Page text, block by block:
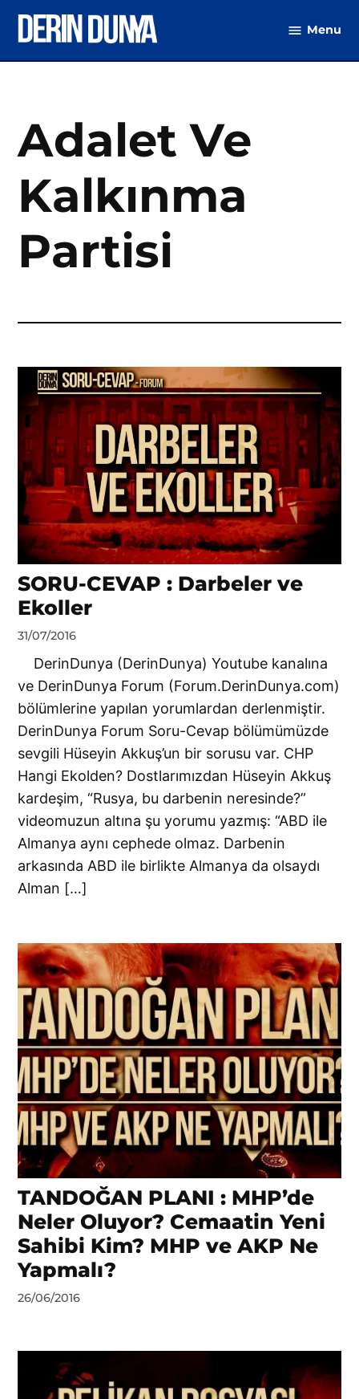
Menu
Adalet Ve
Kalkınma
Partisi
SORU-CEVAP : Darbeler ve
Ekoller
by
Ahmet
Yozgat
31/07/2016
DerinDunya (DerinDunya) Youtube kanalına
ve DerinDunya Forum (Forum.DerinDunya.com)
bölümlerine yapılan yorumlardan derlenmiştir.
DerinDunya Forum Soru-Cevap bölümümüzde
sevgili Hüseyin Akkuş’un bir sorusu var. CHP
Hangi Ekolden? Dostlarımızdan Hüseyin Akkuş
kardeşim, “Rusya, bu darbenin neresinde?”
videomuzun altına şu yorumu yazmış: “ABD ile
Almanya aynı cephede olmaz. Darbenin
arkasında ABD ile birlikte Almanya da olsaydı
Alman […]
TANDOĞAN PLANI : MHP’de
Neler Oluyor? Cemaatin Yeni
Sahibi Kim? MHP ve AKP Ne
Yapmalı?
by
26/06/2016